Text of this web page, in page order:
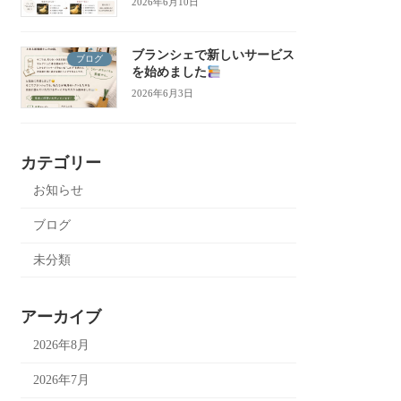
ブログ
ブランシェで新しいサービス
を始めました
2026年6月3日
カテゴリー
お知らせ
ブログ
未分類
アーカイブ
2026年8月
2026年7月